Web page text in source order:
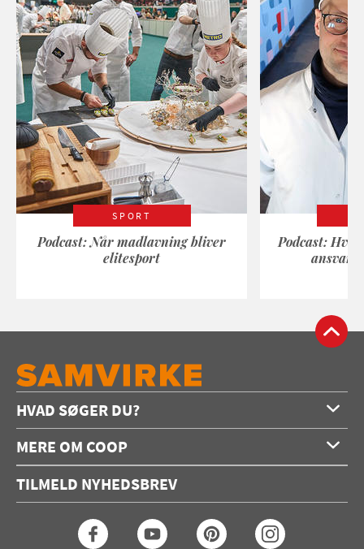
SPORT
Podcast: Når madlavning bliver
elitesport
Podcast:
HVAD SØGER DU?
Forside
Opskrifter
Konkurrencer
MERE OM COOP
Annoncering
Coop medlem
TILMELD NYHEDSBREV